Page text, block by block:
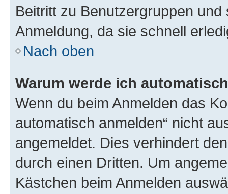
Beitritt zu Benutzergruppen
Anmeldung, da sie schnell
Nach oben
Warum werde ich
Wenn du beim Anmelden das
automatisch anmelden“ nicht
angemeldet. Dies verhindert
durch einen Dritten. Um
Kästchen beim Anmelden